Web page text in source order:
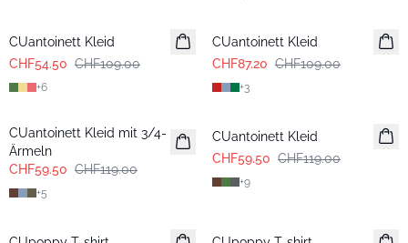
CUantoinett Kleid
CHF54.50 CHF109.00
+6
CUantoinett Kleid
CHF87.20 CHF109.00
+3
CUantoinett Kleid mit 3/4-
Ärmeln
CHF59.50 CHF119.00
+5
CUantoinett Kleid
CHF59.50 CHF119.00
+9